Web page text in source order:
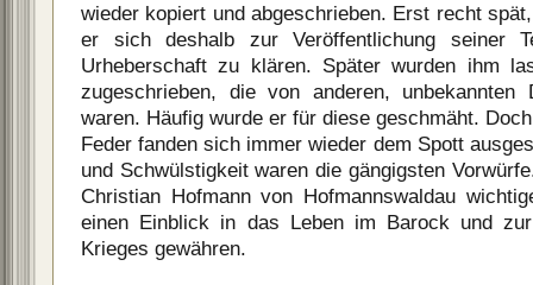
wieder kopiert und abgeschrieben. Erst recht
er sich deshalb zur Veröffentlichung seiner
Urheberschaft zu klären. Später wurden ihm
zugeschrieben, die von anderen, unbekannten
waren. Häufig wurde er für diese geschmäht.
Feder fanden sich immer wieder dem Spott
und Schwülstigkeit waren die gängigsten
Christian Hofmann von Hofmannswaldau
einen Einblick in das Leben im Barock und
Krieges gewähren.